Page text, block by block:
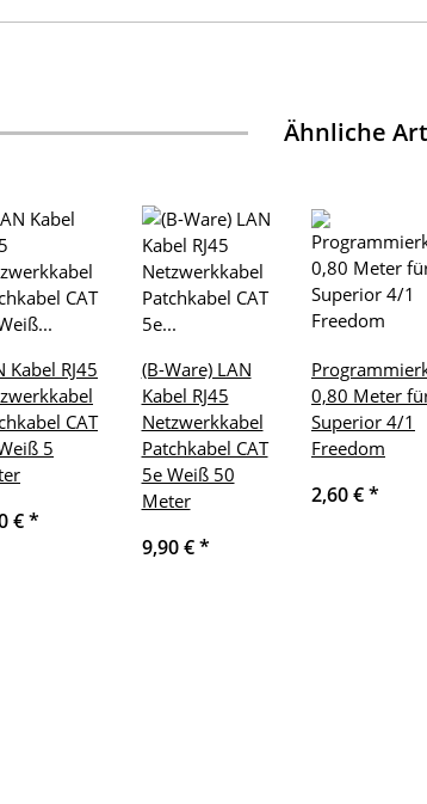
Ähnliche
Kabel RJ45
CAT
5
€*
(B-Ware) LAN
Kabel RJ45
Netzwerkkabel
Patchkabel CAT
5e Weiß 50
Meter
9,90 €*
0,80 Meter
Superior 4/1
Freedom
2,60 €*